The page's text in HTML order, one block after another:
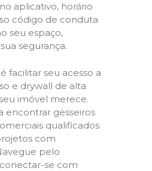
aplicativo, horário
código de conduta
seu espaço,
segurança.
facilitar seu acesso a
e drywall de alta
imóvel merece.
encontrar gesseiros
qualificados
com
pelo
se com